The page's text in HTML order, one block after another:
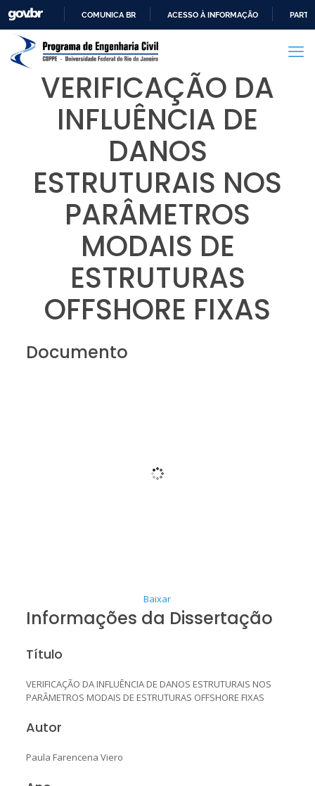
PARA
CONTEÚDO
COMUNICA BR ACESSO À INFORMAÇÃO
VERIFICAÇÃO DA
INFLUÊNCIA DE
DANOS
ESTRUTURAIS NOS
PARÂMETROS
MODAIS DE
ESTRUTURAS
OFFSHORE FIXAS
Documento
Baixar
Informações da Dissertação
Título
VERIFICAÇÃO DA INFLUÊNCIA DE DANOS ESTRUTURAIS NOS
PARÂMETROS MODAIS DE ESTRUTURAS OFFSHORE FIXAS
Autor
Paula Farencena Viero